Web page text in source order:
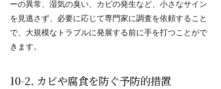
ーの異常、湿気の臭い、カビの発生など、小さなサイン
を見逃さず、必要に応じて専門家に調査を依頼すること
で、大規模なトラブルに発展する前に手を打つことがで
きます。
10-2. カビや腐食を防ぐ予防的措置